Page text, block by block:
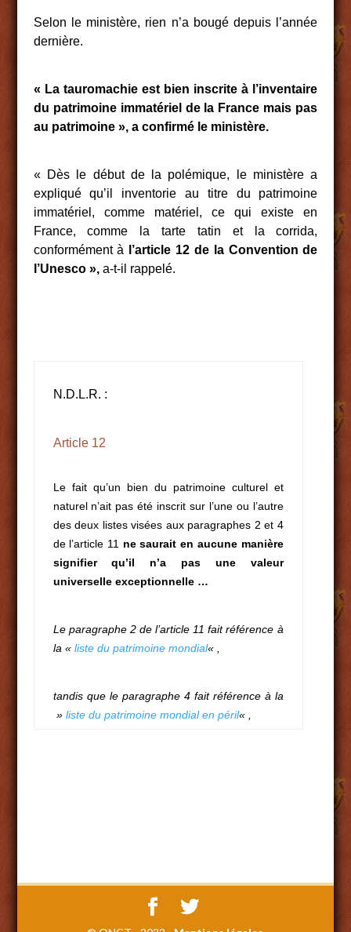
Selon le ministère, rien n’a bougé depuis l’année
dernière.
« La tauromachie est bien inscrite à l’inventaire
du patrimoine immatériel de la France mais pas
au patrimoine », a confirmé le ministère.
« Dès le début de la polémique, le ministère a
expliqué qu’il inventorie au titre du patrimoine
immatériel, comme matériel, ce qui existe en
France, comme la tarte tatin et la corrida,
conformément à
l’article 12 de la Convention de
l’Unesco », a-t-il rappelé.
N.D.L.R. :
Article 12
Le fait qu’un bien du patrimoine culturel et
naturel n’ait pas été inscrit sur l’une ou l’autre
des deux listes visées aux paragraphes 2 et 4
de l’article 11 ne saurait en aucune manière
signifier qu’il n’a pas une valeur
universelle exceptionnelle …
Le paragraphe 2 de l’article 11 fait référence à
la « liste du patrimoine mondial« ,
tandis que le paragraphe 4 fait référence à la
» liste du patrimoine mondial en péril« ,